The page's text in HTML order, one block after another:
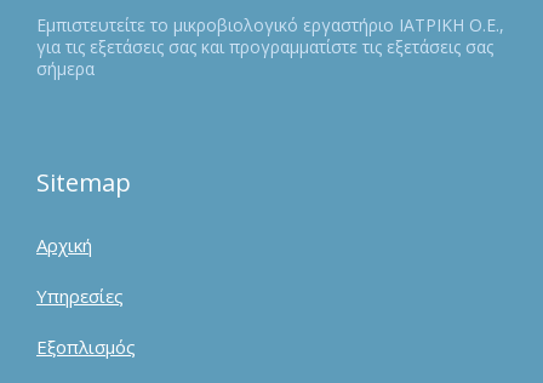
Εμπιστευτείτε το μικροβιολογικό εργαστήριο ΙΑΤΡΙΚΗ Ο.Ε.,
για τις εξετάσεις σας και προγραμματίστε τις εξετάσεις σας
σήμερα
Sitemap
Αρχική
Υπηρεσίες
Εξοπλισμός